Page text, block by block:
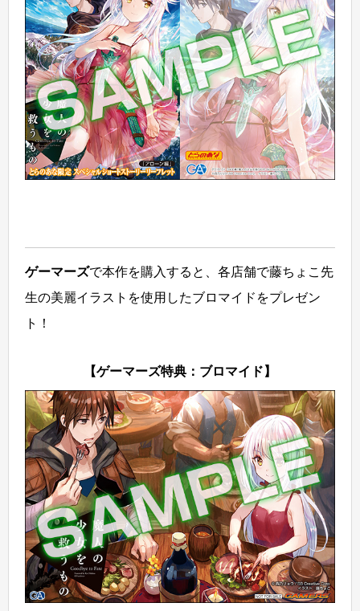
ゲーマーズで本作を購入すると、各店舗で藤ちょこ先
生の美麗イラストを使用したブロマイドをプレゼン
ト！
【ゲーマーズ特典：ブロマイド】